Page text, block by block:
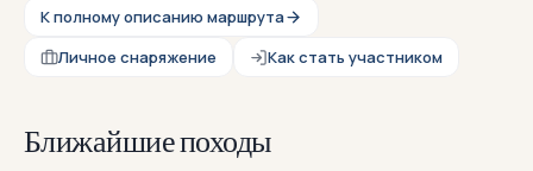
Личное снаряжение Как стать участником
К полному описанию маршрута
Ближайшие походы